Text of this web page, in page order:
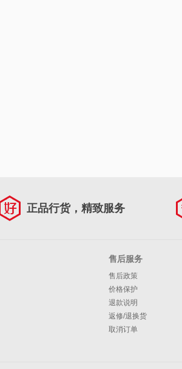
正品行货，精致服务
售后服务
售后政策
价格保护
退款说明
返修/退换货
取消订单